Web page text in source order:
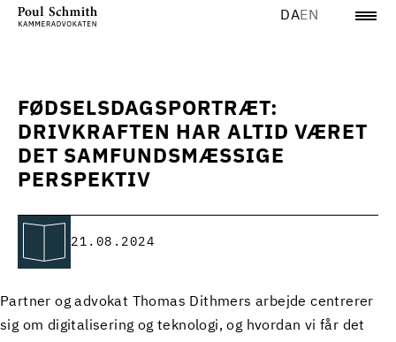
DAEN
FØDSELSDAGSPORTRÆT:
DRIVKRAFTEN HAR ALTID VÆRET
DET SAMFUNDSMÆSSIGE
PERSPEKTIV
21.08.2024
Partner og advokat Thomas Dithmers arbejde centrerer
sig om digitalisering og teknologi, og hvordan vi får det